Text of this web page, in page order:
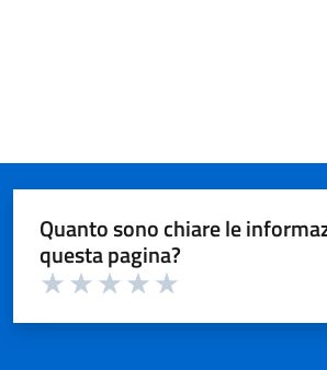
Quanto sono chiare le
questa pagina?